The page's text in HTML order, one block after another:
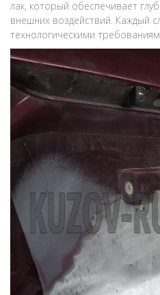
лак, который обеспечивает
внешних воздействий. Каждый
технологическими